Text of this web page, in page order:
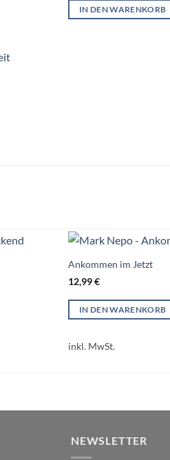
IN DEN WARENKORB
Ankommen im Jetzt
12,99€
IN DEN WARENKORB
inkl. MwSt.
NEWSLETTER